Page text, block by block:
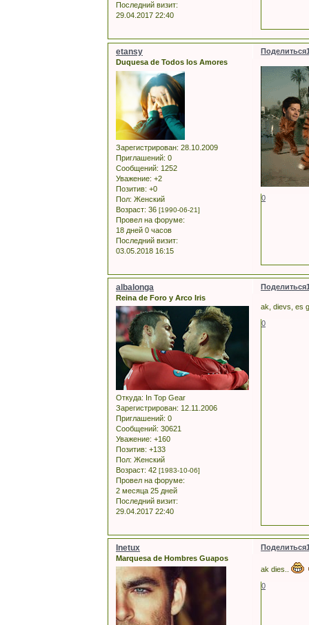
Последний визит:
29.04.2017 22:40
Поделиться
etansy
Duquesa de Todos los Amores
Зарегистрирован: 28.10.2009
Приглашений: 0
Сообщений: 1252
Уважение: +2
Позитив: +0
Пол: Женский
Возраст: 36 [1990-06-21]
Провел на форуме:
18 дней 0 часов
Последний визит:
03.05.2018 16:15
0
Поделиться
albalonga
Reina de Foro y Arco Iris
Откуда: In Top Gear
Зарегистрирован: 12.11.2006
Приглашений: 0
Сообщений: 30621
Уважение: +160
Позитив: +133
Пол: Женский
Возраст: 42 [1983-10-06]
Провел на форуме:
2 месяца 25 дней
Последний визит:
29.04.2017 22:40
ak, dievs, es
0
Поделиться
Inetux
Marquesa de Hombres Guapos
ak dies..
0